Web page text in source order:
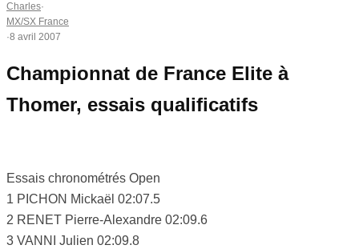
Charles·
MX/SX France
·8 avril 2007
Championnat de France Elite à
Thomer, essais qualificatifs
Essais chronométrés Open
1 PICHON Mickaël 02:07.5
2 RENET Pierre-Alexandre 02:09.6
3 VANNI Julien 02:09.8